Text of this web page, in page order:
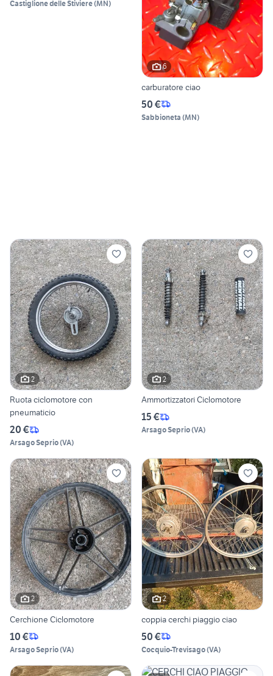
Castiglione delle Stiviere(MN)
6
carburatore ciao
50 €
Sabbioneta (MN)
2
Ruota ciclomotore con
pneumaticio
20 €
Arsago Seprio(VA)
2
Ammortizzatori Ciclomotore
15 €
Arsago Seprio(VA)
2
Cerchione Ciclomotore
10 €
Arsago Seprio(VA)
2
coppia cerchi piaggio ciao
50 €
Cocquio-Trevisago(VA)